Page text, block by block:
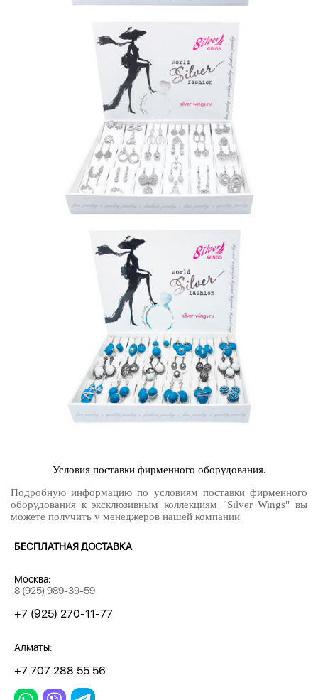
Условия поставки фирменного оборудования.
Подробную информацию по условиям поставки фирменного
оборудования к эксклюзивным коллекциям "Silver Wings" вы
можете получить у менеджеров нашей компании
БЕСПЛАТНАЯ ДОСТАВКА
Москва:
8 (925) 989-39-59
+7 (925) 270-11-77
Алматы:
+7 707 288 55 56